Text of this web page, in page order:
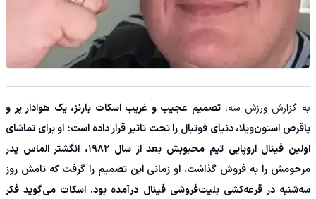
به گزارش ورزش سه،تصمیم عجیب و غریب اسکات بارنز، یک هوادار پر و
پاقرص استون‌ویلا، دنیای فوتبال را تحت تاثیر قرار داده است؛ او برای تماشای
اولین فینال اروپایی تیم محبوبش بعد از سال ۱۹۸۲، انگشتر الماس پدر
مرحومش را به فروش گذاشت. او زمانی این تصمیم را گرفت که نامش روز
سه‌شنبه در قرعه‌کشی بلیت‌فروشی فینال درآمده بود. اسکات می‌گوید فکر